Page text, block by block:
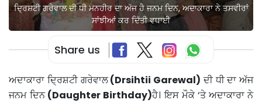
ਦ੍ਰਿਸ਼ਟੀ ਗਰੇਵਾਲ ਦੀ ਧੀ ਮਨਹੀਰ ਦਾ ਅੱਜ ਹੈ ਜਨਮ ਦਿਨ, ਅਦਾਕਾਰਾ ਨੇ ਤਸਵੀਰਾਂ
ਸਾਂਝੀਆਂ ਕਰ ਦਿੱਤੀ ਵਧਾਈ
Share us
ਅਦਾਕਾਰਾ ਦ੍ਰਿਸ਼ਟੀ ਗਰੇਵਾਲ(Drsihtii Garewal) ਦੀ ਧੀ ਦਾ ਅੱਜ
ਜਨਮ ਦਿਨ(Daughter Birthday)ਹੈ। ਇਸ ਮੌਕੇ ‘ਤੇ ਅਦਾਕਾਰਾ ਨੇ